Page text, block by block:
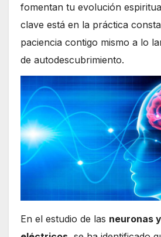
fomentan tu evolución
clave está en la práctica
paciencia contigo mismo a lo
de autodescubrimiento.
En el estudio de las neuronas